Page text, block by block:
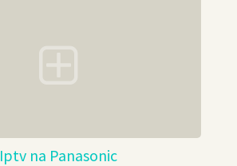
Iptv na Panasonic